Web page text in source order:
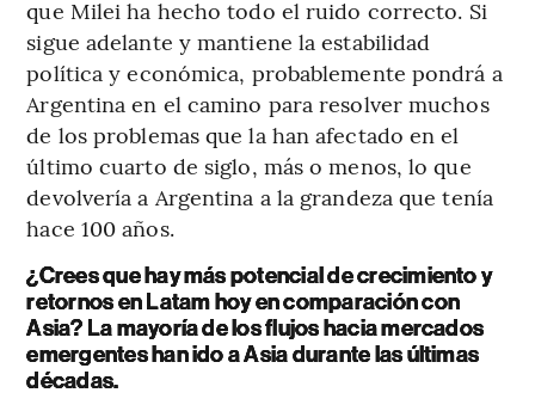
que Milei ha hecho todo el ruido correcto. Si
sigue adelante y mantiene la estabilidad
política y económica, probablemente pondrá a
Argentina en el camino para resolver muchos
de los problemas que la han afectado en el
último cuarto de siglo, más o menos, lo que
devolvería a Argentina a la grandeza que tenía
hace 100 años.
¿Crees que hay más potencial de crecimiento y
retornos en Latam hoy en comparación con
Asia? La mayoría de los flujos hacia mercados
emergentes han ido a Asia durante las últimas
décadas.